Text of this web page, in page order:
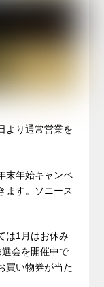
より通常営業を
末年始キャンペ
ます。ソニース
は1月はお休み
会を開催中で
買い物券が当た